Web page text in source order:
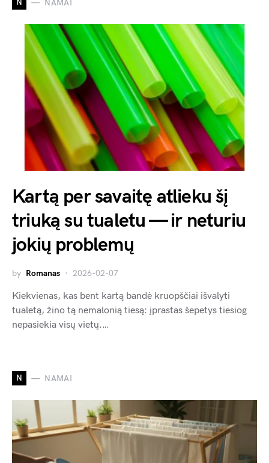
N NAMAI
Kartą per savaitę atlieku šį
triuką su tualetu — ir neturiu
jokių problemų
by Romanas 2026-02-07
Kiekvienas, kas bent kartą bandė kruopščiai išvalyti
tualetą, žino tą nemalonią tiesą: įprastas šepetys tiesiog
nepasiekia visų vietų.…
N NAMAI